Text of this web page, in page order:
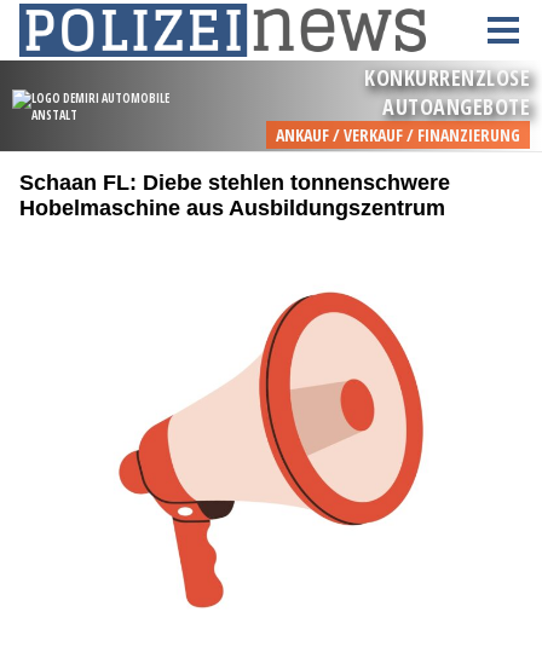
Schaan FL: Diebe stehlen tonnenschwere
Hobelmaschine aus Ausbildungszentrum